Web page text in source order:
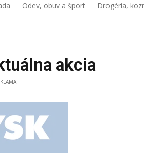
Odev, obuv a šport Drogéria,
akcia